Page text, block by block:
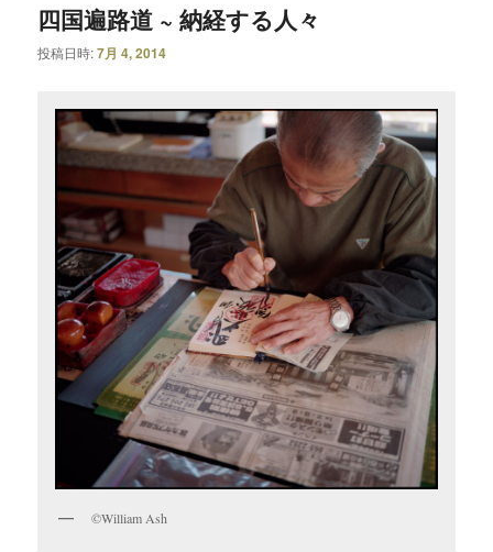
四国遍路道 ~ 納経する人々
投稿日時:7月 4, 2014
©William Ash